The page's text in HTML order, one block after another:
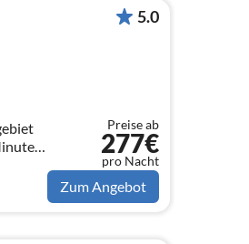
5.0
Preise ab
277€
pro Nacht
Zum Angebot